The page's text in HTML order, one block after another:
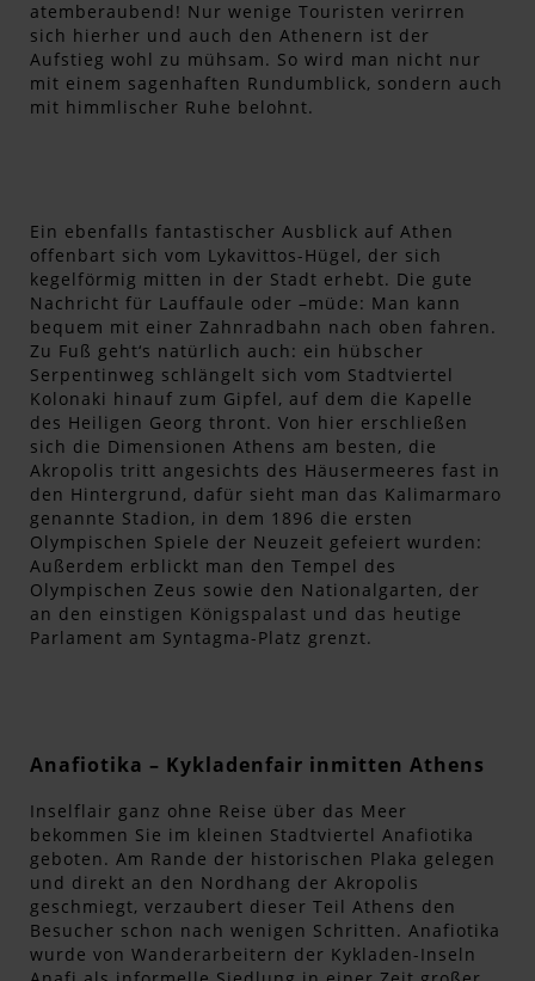
atemberaubend! Nur wenige Touristen verirren
sich hierher und auch den Athenern ist der
Aufstieg wohl zu mühsam. So wird man nicht nur
mit einem sagenhaften Rundumblick, sondern auch
mit himmlischer Ruhe belohnt.
Ein ebenfalls fantastischer Ausblick auf Athen
offenbart sich vom Lykavittos-Hügel, der sich
kegelförmig mitten in der Stadt erhebt. Die gute
Nachricht für Lauffaule oder –müde: Man kann
bequem mit einer Zahnradbahn nach oben fahren.
Zu Fuß geht‘s natürlich auch: ein hübscher
Serpentinweg schlängelt sich vom Stadtviertel
Kolonaki hinauf zum Gipfel, auf dem die Kapelle
des Heiligen Georg thront. Von hier erschließen
sich die Dimensionen Athens am besten, die
Akropolis tritt angesichts des Häusermeeres fast in
den Hintergrund, dafür sieht man das Kalimarmaro
genannte Stadion, in dem 1896 die ersten
Olympischen Spiele der Neuzeit gefeiert wurden:
Außerdem erblickt man den Tempel des
Olympischen Zeus sowie den Nationalgarten, der
an den einstigen Königspalast und das heutige
Parlament am Syntagma-Platz grenzt.
Anafiotika – Kykladenfair inmitten Athens
Inselflair ganz ohne Reise über das Meer
bekommen Sie im kleinen Stadtviertel Anafiotika
geboten. Am Rande der historischen Plaka gelegen
und direkt an den Nordhang der Akropolis
geschmiegt, verzaubert dieser Teil Athens den
Besucher schon nach wenigen Schritten. Anafiotika
wurde von Wanderarbeitern der Kykladen-Inseln